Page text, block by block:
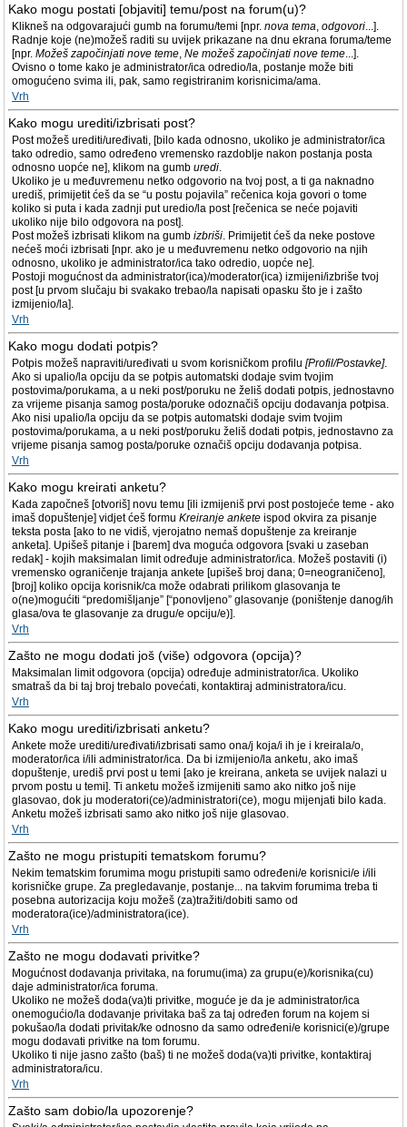
Kako mogu postati [objaviti] temu/post na forum(u)?
Klikneš na odgovarajući gumb na forumu/temi [npr. nova tema, odgovori...].
Radnje koje (ne)možeš raditi su uvijek prikazane na dnu ekrana foruma/teme
[npr. Možeš započinjati nove teme, Ne možeš započinjati nove teme...].
Ovisno o tome kako je administrator/ica odredio/la, postanje može biti
omogućeno svima ili, pak, samo registriranim korisnicima/ama.
Vrh
Kako mogu urediti/izbrisati post?
Post možeš urediti/uređivati, [bilo kada odnosno, ukoliko je administrator/ica
tako odredio, samo određeno vremensko razdoblje nakon postanja posta
odnosno uopće ne], klikom na gumb uredi.
Ukoliko je u međuvremenu netko odgovorio na tvoj post, a ti ga naknadno
urediš, primijetit ćeš da se “u postu pojavila” rečenica koja govori o tome
koliko si puta i kada zadnji put uredio/la post [rečenica se neće pojaviti
ukoliko nije bilo odgovora na post].
Post možeš izbrisati klikom na gumb izbriši. Primijetit ćeš da neke postove
nećeš moći izbrisati [npr. ako je u međuvremenu netko odgovorio na njih
odnosno, ukoliko je administrator/ica tako odredio, uopće ne].
Postoji mogućnost da administrator(ica)/moderator(ica) izmijeni/izbriše tvoj
post [u prvom slučaju bi svakako trebao/la napisati opasku što je i zašto
izmijenio/la].
Vrh
Kako mogu dodati potpis?
Potpis možeš napraviti/uređivati u svom korisničkom profilu [Profil/Postavke].
Ako si upalio/la opciju da se potpis automatski dodaje svim tvojim
postovima/porukama, a u neki post/poruku ne želiš dodati potpis, jednostavno
za vrijeme pisanja samog posta/poruke odoznačiš opciju dodavanja potpisa.
Ako nisi upalio/la opciju da se potpis automatski dodaje svim tvojim
postovima/porukama, a u neki post/poruku želiš dodati potpis, jednostavno za
vrijeme pisanja samog posta/poruke označiš opciju dodavanja potpisa.
Vrh
Kako mogu kreirati anketu?
Kada započneš [otvoriš] novu temu [ili izmijeniš prvi post postojeće teme - ako
imaš dopuštenje] vidjet ćeš formu Kreiranje ankete ispod okvira za pisanje
teksta posta [ako to ne vidiš, vjerojatno nemaš dopuštenje za kreiranje
anketa]. Upišeš pitanje i [barem] dva moguća odgovora [svaki u zaseban
redak] - kojih maksimalan limit određuje administrator/ica. Možeš postaviti (i)
vremensko ograničenje trajanja ankete [upišeš broj dana; 0=neograničeno],
[broj] koliko opcija korisnik/ca može odabrati prilikom glasovanja te
o(ne)mogućiti “predomišljanje” [“ponovljeno” glasovanje (poništenje danog/ih
glasa/ova te glasovanje za drugu/e opciju/e)].
Vrh
Zašto ne mogu dodati još (više) odgovora (opcija)?
Maksimalan limit odgovora (opcija) određuje administrator/ica. Ukoliko
smatraš da bi taj broj trebalo povećati, kontaktiraj administratora/icu.
Vrh
Kako mogu urediti/izbrisati anketu?
Ankete može urediti/uređivati/izbrisati samo ona/j koja/i ih je i kreirala/o,
moderator/ica i/ili administrator/ica. Da bi izmijenio/la anketu, ako imaš
dopuštenje, urediš prvi post u temi [ako je kreirana, anketa se uvijek nalazi u
prvom postu u temi]. Ti anketu možeš izmijeniti samo ako nitko još nije
glasovao, dok ju moderatori(ce)/administratori(ce), mogu mijenjati bilo kada.
Anketu možeš izbrisati samo ako nitko još nije glasovao.
Vrh
Zašto ne mogu pristupiti tematskom forumu?
Nekim tematskim forumima mogu pristupiti samo određeni/e korisnici/e i/ili
korisničke grupe. Za pregledavanje, postanje... na takvim forumima treba ti
posebna autorizacija koju možeš (za)tražiti/dobiti samo od
moderatora(ice)/administratora(ice).
Vrh
Zašto ne mogu dodavati privitke?
Mogućnost dodavanja privitaka, na forumu(ima) za grupu(e)/korisnika(cu)
daje administrator/ica foruma.
Ukoliko ne možeš doda(va)ti privitke, moguće je da je administrator/ica
onemogućio/la dodavanje privitaka baš za taj određen forum na kojem si
pokušao/la dodati privitak/ke odnosno da samo određeni/e korisnici(e)/grupe
mogu dodavati privitke na tom forumu.
Ukoliko ti nije jasno zašto (baš) ti ne možeš doda(va)ti privitke, kontaktiraj
administratora/icu.
Vrh
Zašto sam dobio/la upozorenje?